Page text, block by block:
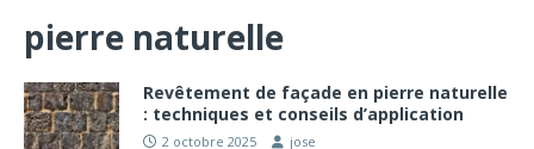
pierre naturelle
Revêtement de façade en pierre naturelle
: techniques et conseils d’application
2 octobre 2025 jose